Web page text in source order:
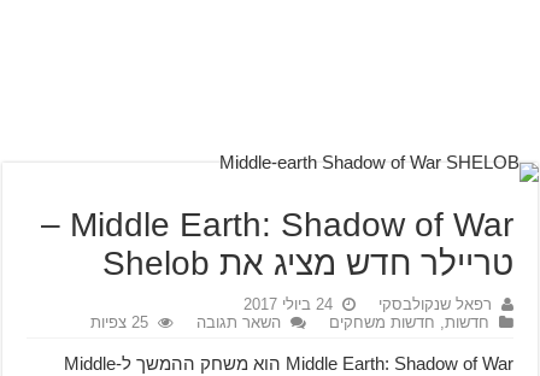
Middle Earth: Shadow of War –
טריילר חדש מציג את Shelob
רפאל שנקולבסקי
24 ביולי 2017
חדשות, חדשות משחקים השאר תגובה 25 צפיות
Middle Earth: Shadow of War הוא משחק ההמשך ל-Middle